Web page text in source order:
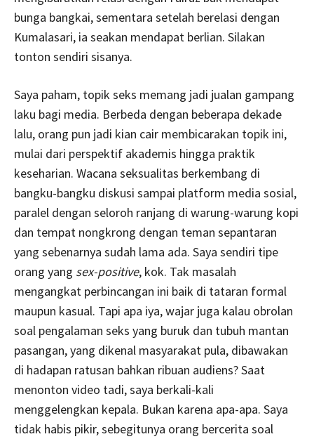
bunga bangkai, sementara setelah berelasi dengan
Kumalasari, ia seakan mendapat berlian. Silakan
tonton sendiri sisanya.
Saya paham, topik seks memang jadi jualan gampang
laku bagi media. Berbeda dengan beberapa dekade
lalu, orang pun jadi kian cair membicarakan topik ini,
mulai dari perspektif akademis hingga praktik
keseharian. Wacana seksualitas berkembang di
bangku-bangku diskusi sampai platform media sosial,
paralel dengan seloroh ranjang di warung-warung kopi
dan tempat nongkrong dengan teman sepantaran
yang sebenarnya sudah lama ada. Saya sendiri tipe
orang yang sex-positive, kok. Tak masalah
mengangkat perbincangan ini baik di tataran formal
maupun kasual. Tapi apa iya, wajar juga kalau obrolan
soal pengalaman seks yang buruk dan tubuh mantan
pasangan, yang dikenal masyarakat pula, dibawakan
di hadapan ratusan bahkan ribuan audiens? Saat
menonton video tadi, saya berkali-kali
menggelengkan kepala. Bukan karena apa-apa. Saya
tidak habis pikir, sebegitunya orang bercerita soal